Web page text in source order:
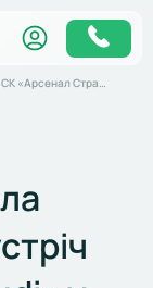
СК «Арсенал Страхування» взяла участь у бізнес-зустріч «Ділова весна з Audi» у Львові